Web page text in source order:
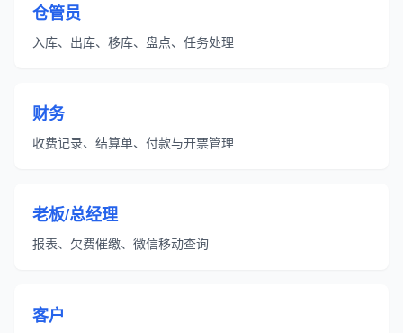
仓管员
入库、出库、移库、盘点、任务处理
财务
收费记录、结算单、付款与开票管理
老板/总经理
报表、欠费催缴、微信移动查询
客户